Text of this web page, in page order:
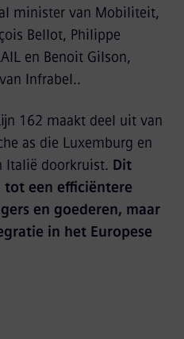
minister van Mobiliteit,
Bellot, Philippe
en Benoit Gilson,
Infrabel..
162 maakt deel uit van
as die Luxemburg en
Italië doorkruist. Dit
tot een efficiëntere
en goederen, maar
in het Europese